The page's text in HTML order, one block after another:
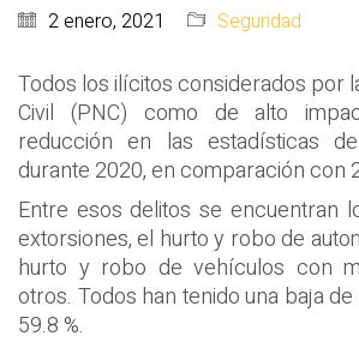
2 enero, 2021 Seguridad
Todos los ilícitos considerados por
Civil (PNC) como de alto
reducción en las estadísticas
durante 2020, en comparación con
Entre esos delitos se encuentran
extorsiones, el hurto y robo de
hurto y robo de vehículos con
otros. Todos han tenido una baja
59.8 %.